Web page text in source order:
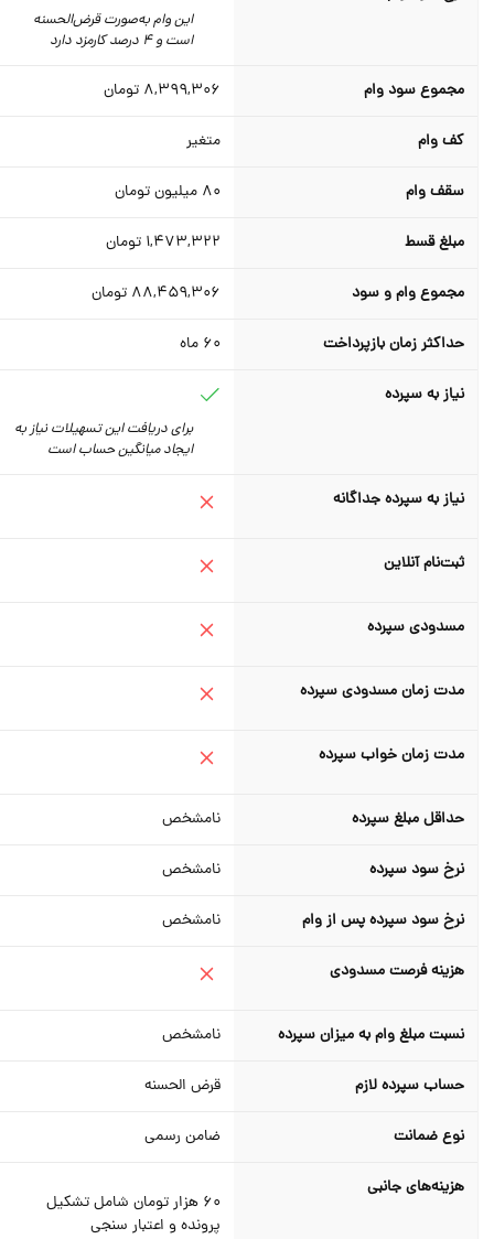
این وام به‌صورت قرض‌الحسنه
است و 4 درصد کارمزد دارد
مجموع سود وام 8,399,306 تومان
کف وام متغیر
سقف وام میلیون تومان
مبلغ قسط 1,473,322تومان
مجموع وام و سود 88,459,306 تومان
حداکثر زمان بازپرداخت ماه
نیاز به سپرده
برای دریافت این تسهیلات نیاز به
ایجاد میانگین حساب است
نیاز به سپرده جداگانه
ثبت‌نام آنلاین
مسدودی سپرده
مدت زمان مسدودی سپرده
مدت زمان خواب سپرده
حداقل مبلغ سپرده نامشخص
نرخ سود سپرده نامشخص
نرخ سود سپرده پس از وام نامشخص
هزینه فرصت مسدودی
نسبت مبلغ وام به میزان سپرده نامشخص
حساب سپرده لازم قرض الحسنه
نوع ضمانت ضامن رسمی
هزینه‌های جانبی
60 هزار تومان شامل تشکیل
پرونده و اعتبار سنجی